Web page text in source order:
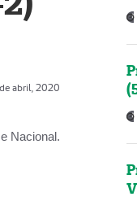
abril, 2020
Nacional.